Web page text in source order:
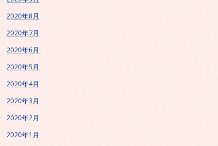
2020年8月
2020年7月
2020年6月
2020年5月
2020年4月
2020年3月
2020年2月
2020年1月